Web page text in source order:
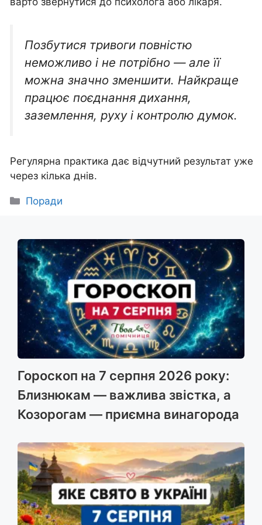
Позбутися тривоги повністю
неможливо і не потрібно — але її
можна значно зменшити. Найкраще
працює поєднання дихання,
заземлення, руху і контролю думок.
Регулярна практика дає відчутний результат уже
через кілька днів.
Категорії
Поради
Гороскоп на 7 серпня 2026 року:
Близнюкам — важлива звістка, а
Козорогам — приємна винагорода